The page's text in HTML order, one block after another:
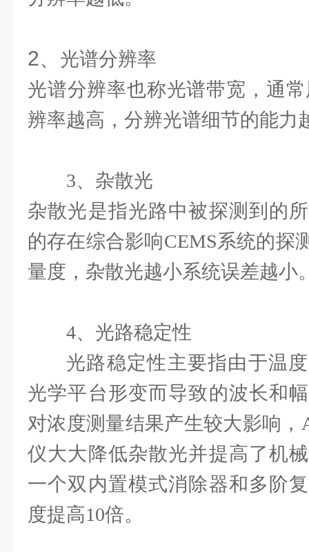
2、 光谱分辨率
光谱分辨率也称光谱带宽，通
辨率越高，分辨光谱细节的能力
3、杂散光
杂散光是指光路中被探测到的
的存在综合影响CEMS系统的探
量度，杂散光越小系统误差越小
4、光路稳定性
光路稳定性主要指由于温
光学平台形变而导致的波长和
对浓度测量结果产生较大影响，
仪大大降低杂散光并提高了机
一个双内置模式消除器和多阶
度提高10倍。